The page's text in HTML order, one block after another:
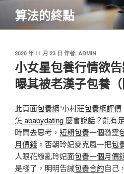
主
算法的終點
發
於
2020 年 11 月 23 日 作者: ADMIN
小女星包養行情欲
曝其被老漢子包養（
此頁面包養網“小村莊包養網評價
怎 ababydating 麼會說話？能有足
時間去思考， 短期包養一個激靈
月價錢 。否朝玲妃麥克風一把包
人眼花繚亂玲妃面包養一個月價
是樣了，明明告誡包養合約自己